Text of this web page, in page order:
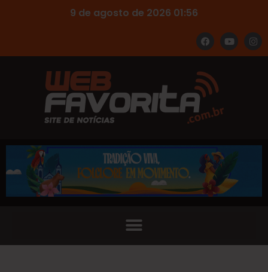
9 de agosto de 2026 01:56